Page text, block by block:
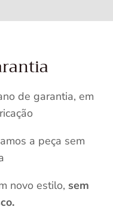
de garantia, em
a peça sem
novo estilo, sem